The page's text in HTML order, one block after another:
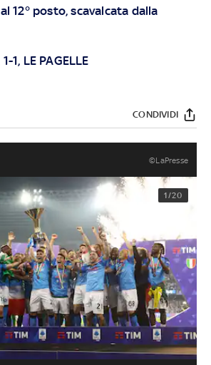
12° posto, scavalcata dalla
1, LE PAGELLE
CONDIVIDI
©LaPresse
1/20